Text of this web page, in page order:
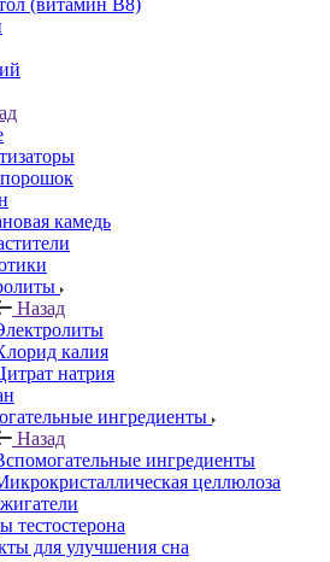
(витамин B8)
камедь
Назад
калия
натрия
ингредиенты
Назад
ингредиенты
целлюлоза
тестостерона
для улучшения сна